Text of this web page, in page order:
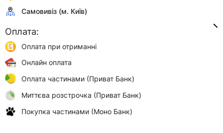
Самовивіз (м. Київ)
Оплата:
Оплата при отриманні
Онлайн оплата
Оплата частинами (Приват Банк)
Миттєва розстрочка (Приват Банк)
Покупка частинами (Моно Банк)